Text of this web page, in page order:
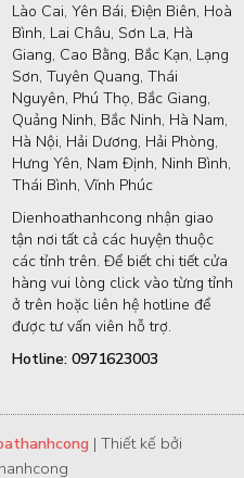
Lào Cai, Yên Bái, Điện Biên, Hoà
Bình, Lai Châu, Sơn La, Hà
Giang, Cao Bằng, Bắc Kạn, Lạng
Sơn, Tuyên Quang, Thái
Nguyên, Phú Thọ, Bắc Giang,
Quảng Ninh, Bắc Ninh, Hà Nam,
Hà Nội, Hải Dương, Hải Phòng,
Hưng Yên, Nam Định, Ninh Bình,
Thái Bình, Vĩnh Phúc
Dienhoathanhcong nhận giao
tận nơi tất cả các huyện thuộc
các tỉnh trên. Để biết chi tiết cửa
hàng vui lòng click vào từng tỉnh
ở trên hoặc liên hệ hotline để
được tư vấn viên hỗ trợ.
Hotline: 0971623003
| Thiết kế bởi